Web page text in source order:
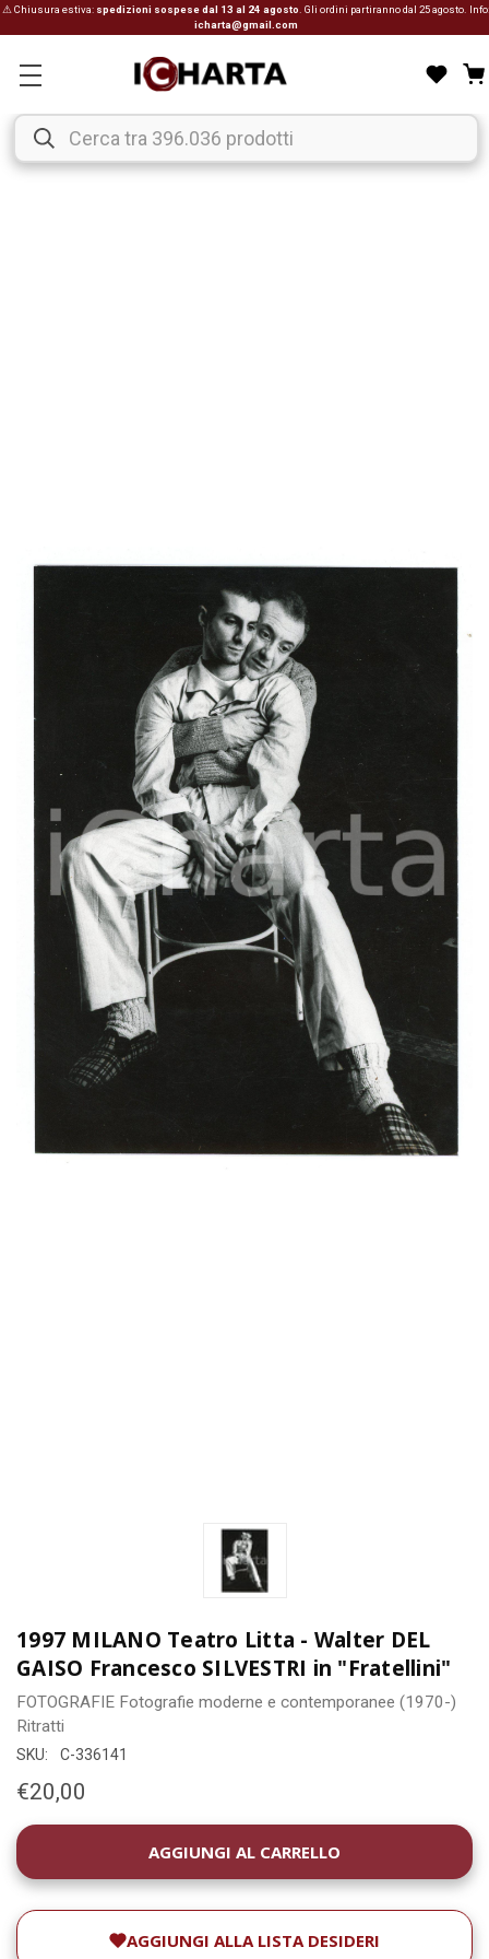
⚠ Chiusura estiva: spedizioni sospese dal 13 al 24 agosto . Gli ordini partiranno dal 25 agosto. Info:
icharta@gmail.com
1997 MILANO Teatro Litta - Walter DEL
GAISO Francesco SILVESTRI in "Fratellini"
FOTOGRAFIE Fotografie moderne e contemporanee (1970-)
Ritratti
SKU: C-336141
€20,00
DISPONIBILITÀ
ATTUALE:
AGGIUNGI ALLA LISTA DESIDERI